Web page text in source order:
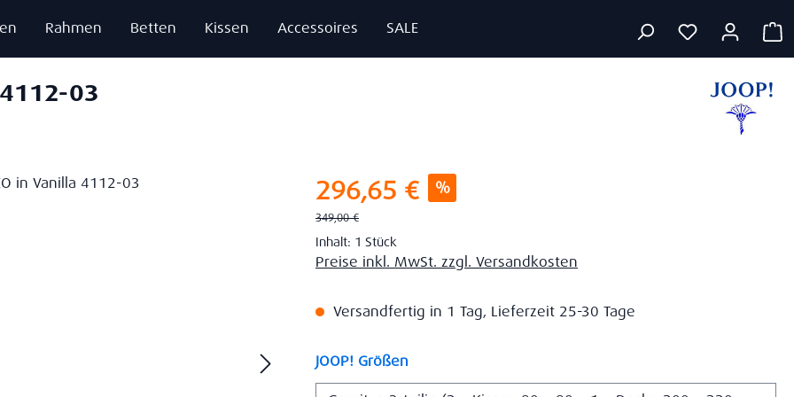
Rahmen Betten Kissen Accessoires SALE
03
Verkaufspreis:
296,65 € %
Regulärer Preis:
349,00 €
Inhalt: 1 Stück
Preise inkl. MwSt. zzgl. Versandkosten
Versandfertig in 1 Tag, Lieferzeit 25-30 Tage
JOOP! Größen